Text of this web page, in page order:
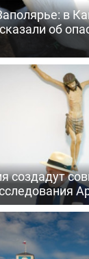
в
об
создадут